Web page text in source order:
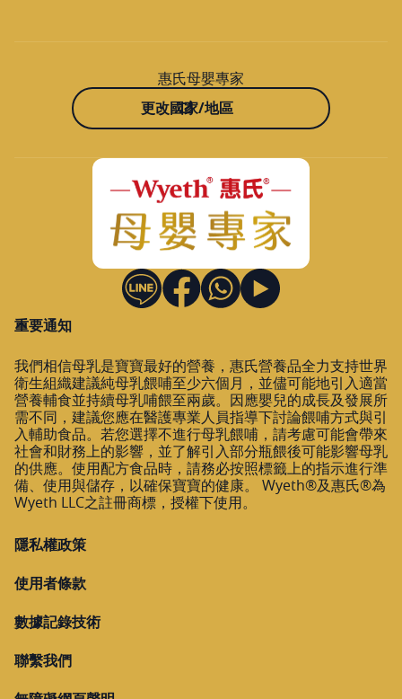
惠氏母嬰專家
更改國家/地區
重要通知
我們相信母乳是寶寶最好的營養，惠氏營養品全力支持世界
衛生組織建議純母乳餵哺至少六個月，並儘可能地引入適當
營養輔食並持續母乳哺餵至兩歲。因應嬰兒的成長及發展所
需不同，建議您應在醫護專業人員指導下討論餵哺方式與引
入輔助食品。若您選擇不進行母乳餵哺，請考慮可能會帶來
社會和財務上的影響，並了解引入部分瓶餵後可能影響母乳
的供應。使用配方食品時，請務必按照標籤上的指示進行準
備、使用與儲存，以確保寶寶的健康。 Wyeth®及惠氏®為
Wyeth LLC之註冊商標，授權下使用。
隱私權政策
使用者條款
數據記錄技術
聯繫我們